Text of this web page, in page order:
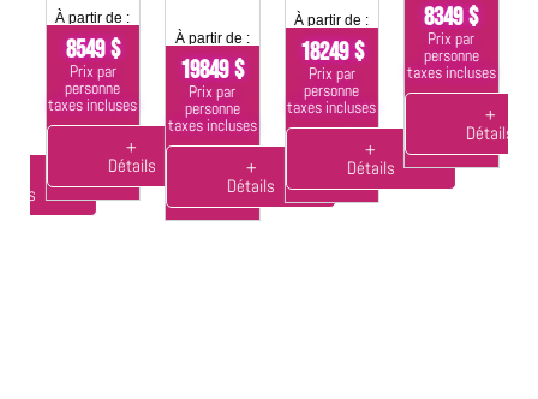
À partir de :
8549 $
Prix par
personne
taxes incluses
+
Détails
À partir de :
19849 $
Prix par
personne
taxes incluses
+
Détails
À partir de :
18249 $
Prix par
personne
taxes incluses
+
Détails
8349 $
Prix par
personne
taxes incluses
+
Détails